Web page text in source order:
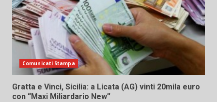
Comunicati Stampa
Gratta e Vinci, Sicilia: a Licata (AG) vinti 20mila euro
con “Maxi Miliardario New”